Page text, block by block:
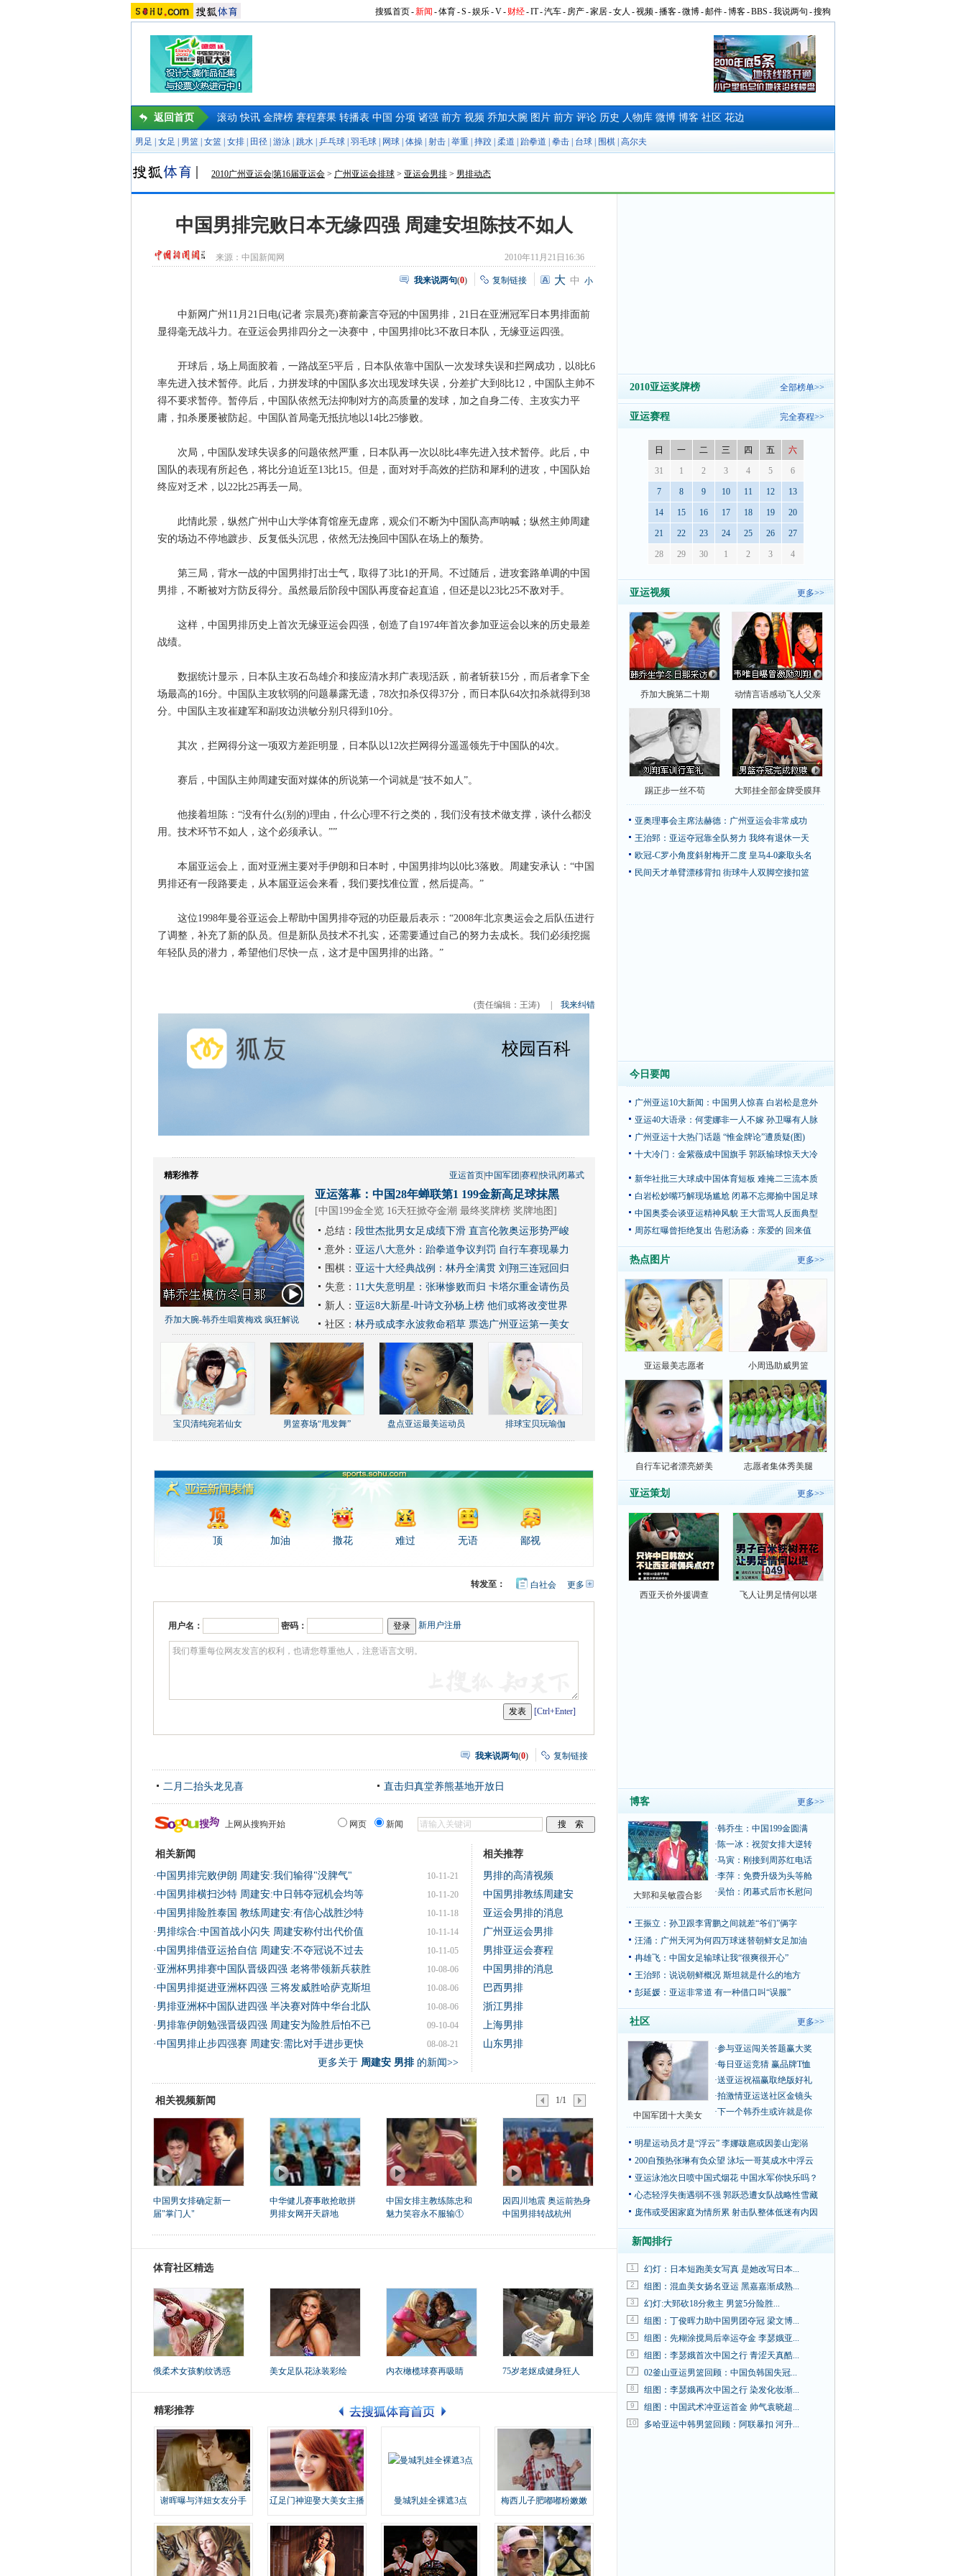
搜狐首页-新闻 -体育-S -娱乐-V- 财经-IT-汽车- 房产-家居-女人 -视频-播客-微博-邮件-博客-BBS -我说两句 -搜狗
返回首页 滚动 快讯 金牌榜 赛程赛果 转播表 中国 分项 诸强 前方 视频 乔加大腕 图片 前方 评论 历史 人物库 微博 博客 社区 花边
男足 女足 男篮 女篮 女排 田径 游泳 跳水 乒乓球 羽毛球 网球 体操 射击 举重 摔跤 柔道 跆拳道 拳击 台球 围棋 高尔夫
2010广州亚运会|第16届亚运会 > 广州亚运会排球 > 亚运会男排 > 男排动态
中国男排完败日本无缘四强 周建安坦陈技不如人
来源： 中国新闻网 2010年11月21日16:36
我来说两句(0) 复制链接 大 中 小
中新网广州11月21日电(记者 宗晨亮)赛前豪言夺冠的中国男排，21日在亚洲冠军日本男排面前
显得毫无战斗力。在亚运会男排四分之一决赛中，中国男排0比3不敌日本队，无缘亚运四强。
开球后，场上局面胶着，一路战至5平后，日本队依靠中国队一次发球失误和拦网成功，以8比6
率先进入技术暂停。此后，力拼发球的中国队多次出现发球失误，分差扩大到8比12，中国队主帅不
得不要求暂停。暂停后，中国队依然无法抑制对方的高质量的发球，加之自身二传、主攻实力平
庸，扣杀屡屡被防起。中国队首局毫无抵抗地以14比25惨败。
次局，中国队发球失误多的问题依然严重，日本队再一次以8比4率先进入技术暂停。此后，中
国队的表现有所起色，将比分迫近至13比15。但是，面对对手高效的拦防和犀利的进攻，中国队始
终应对乏术，以22比25再丢一局。
此情此景，纵然广州中山大学体育馆座无虚席，观众们不断为中国队高声呐喊；纵然主帅周建
安的场边不停地踱步、反复低头沉思，依然无法挽回中国队在场上的颓势。
第三局，背水一战的中国男排打出士气，取得了3比1的开局。不过随后，进攻套路单调的中国
男排，不断被对方防反得分。虽然最后阶段中国队再度奋起直追，但还是以23比25不敌对手。
这样，中国男排历史上首次无缘亚运会四强，创造了自1974年首次参加亚运会以来的历史最差
战绩。
数据统计显示，日本队主攻石岛雄介和接应清水邦广表现活跃，前者斩获15分，而后者拿下全
场最高的16分。中国队主攻软弱的问题暴露无遗，78次扣杀仅得37分，而日本队64次扣杀就得到38
分。中国队主攻崔建军和副攻边洪敏分别只得到10分。
其次，拦网得分这一项双方差距明显，日本队以12次拦网得分遥遥领先于中国队的4次。
赛后，中国队主帅周建安面对媒体的所说第一个词就是“技不如人”。
他接着坦陈：“没有什么(别的)理由，什么心理不行之类的，我们没有技术做支撑，谈什么都没
用。技术环节不如人，这个必须承认。””
本届亚运会上，面对亚洲主要对手伊朗和日本时，中国男排均以0比3落败。周建安承认：“中国
男排还有一段路要走，从本届亚运会来看，我们要找准位置，然后提高。”
这位1998年曼谷亚运会上帮助中国男排夺冠的功臣最后表示：“2008年北京奥运会之后队伍进行
了调整，补充了新的队员。但是新队员技术不扎实，还需要通过自己的努力去成长。我们必须挖掘
年轻队员的潜力，希望他们尽快一点，这才是中国男排的出路。”
(责任编辑：王涛) 我来纠错
精彩推荐 亚运首页|中国军团 赛程|快讯|闭幕式
乔加大腕-韩乔生唱黄梅戏 疯狂解说
亚运落幕：中国28年蝉联第1 199金新高足球抹黑
[中国199金全览 16天狂掀夺金潮 最终奖牌榜 奖牌地图 ]
总结： 段世杰批男女足成绩下滑 直言伦敦奥运形势严峻
意外： 亚运八大意外：跆拳道争议判罚 自行车赛现暴力
围棋： 亚运十大经典战例：林丹全满贯 刘翔三连冠回归
失意： 11大失意明星：张琳惨败而归 卡塔尔重金请伤员
新人： 亚运8大新星-叶诗文孙杨上榜 他们或将改变世界
社区： 林丹或成李永波救命稻草 票选广州亚运第一美女
宝贝清纯宛若仙女 男篮赛场“甩发舞” 盘点亚运最美运动员 排球宝贝玩瑜伽
顶 加油 撒花 难过 无语 鄙视
更多开
转发至： 白社会
用户名： 密码： 新用户注册
[Ctrl+Enter]
我来说两句(0) 复制链接
二月二抬头龙见喜 直击归真堂养熊基地开放日
上网从搜狗开始 网页 新闻
相关新闻
10-11-21
·中国男排完败伊朗 周建安:我们输得"没脾气"
10-11-20
·中国男排横扫沙特 周建安:中日韩夺冠机会均等
10-11-18
·中国男排险胜泰国 教练周建安:有信心战胜沙特
10-11-14
· 男排综合:中国首战小闪失 周建安称付出代价值
10-11-05
·中国男排借亚运拾自信 周建安:不夺冠说不过去
10-08-06
· 亚洲杯男排赛中国队晋级四强 老将带领新兵获胜
10-08-06
·中国男排挺进亚洲杯四强 三将发威胜哈萨克斯坦
10-08-06
· 男排亚洲杯中国队进四强 半决赛对阵中华台北队
09-10-04
· 男排靠伊朗勉强晋级四强 周建安为险胜后怕不已
08-08-21
·中国男排止步四强赛 周建安:需比对手进步更快
更多关于 周建安 男排的新闻>>
相关推荐
男排的高清视频
中国男排教练周建安
亚运会男排的消息
广州亚运会男排
男排亚运会赛程
中国男排的消息
巴西男排
浙江男排
上海男排
山东男排
相关视频新闻 1/1
中国男女排确定新一
届"掌门人"
中华健儿赛事敢抢敢拼
男排女网开天辟地
中国女排主教练陈忠和
魅力笑容永不服输①
因四川地震 奥运前热身
中国男排转战杭州
体育社区精选
俄柔术女孩豹纹诱惑 美女足队花泳装彩绘 内衣橄榄球赛再吸睛 75岁老妪成健身狂人
精彩推荐
谢晖曝与洋妞女友分手 辽足门神迎娶大美女主播 曼城乳娃全裸遮3点 梅西儿子肥嘟嘟粉嫩嫩
2010亚运奖牌榜 全部榜单>>
亚运赛程 完全赛程>>
日 一 二 三 四 五 六
31 1 2 3 4 5 6
7 8 9 10 11 12 13
14 15 16 17 18 19 20
21 22 23 24 25 26 27
28 29 30 1 2 3 4
亚运视频 更多>>
乔加大腕第二十期 动情言语感动飞人父亲
踢正步一丝不苟 大郅挂全部金牌受膜拜
亚奥理事会主席法赫德：广州亚运会非常成功
王治郅：亚运夺冠靠全队努力 我终有退休一天
欧冠-C罗小角度斜射梅开二度 皇马4-0豪取头名
民间天才单臂漂移背扣 街球牛人双脚空接扣篮
今日要闻
广州亚运10大新闻：中国男人惊喜 白岩松是意外
亚运40大语录：何雯娜非一人不嫁 孙卫曝有人脉
广州亚运十大热门话题 “惟金牌论”遭质疑(图)
十大冷门：金紫薇成中国旗手 郭跃输球惊天大冷
新华社批三大球成中国体育短板 难掩二三流本质
白岩松妙嘴巧解现场尴尬 闭幕不忘揶揄中国足球
中国奥委会谈亚运精神风貌 王大雷骂人反面典型
周苏红曝曾拒绝复出 告慰汤淼：亲爱的 回来值
热点图片 更多>>
亚运最美志愿者 小周迅助威男篮
自行车记者漂亮娇美 志愿者集体秀美腿
亚运策划 更多>>
西亚天价外援调查 飞人让男足情何以堪
博客 更多>>
大郅和吴敏霞合影
·韩乔生：中国199金圆满
·陈一冰：祝贺女排大逆转
·马寅：刚接到周苏红电话
·李萍：免费升级为头等舱
·吴怡：闭幕式后市长慰问
王振立：孙卫跟李霄鹏之间就差“爷们”俩字
汪涌：广州天河为何四万球迷替朝鲜女足加油
冉雄飞：中国女足输球让我“很爽很开心”
王治郅：说说朝鲜概况 斯坦就是什么的地方
彭延媛：亚运非常道 有一种借口叫“误服”
社区 更多>>
中国军团十大美女
·参与亚运闯关答题赢大奖
·每日亚运竞猜 赢品牌T恤
·送亚运祝福赢取绝版好礼
·拍激情亚运送社区金镜头
·下一个韩乔生或许就是你
明星运动员才是“浮云” 李娜跋扈或因姜山宠溺
200自预热张琳有负众望 泳坛一哥莫成水中浮云
亚运泳池次日喷中国式烟花 中国水军你快乐吗？
心态轻浮失衡遇弱不强 郭跃恐遭女队战略性雪藏
庞伟或受困家庭为情所累 射击队整体低迷有内因
新闻排行
1 幻灯：日本短跑美女写真 是她改写日本...
2 组图：混血美女扬名亚运 黑嘉嘉渐成熟...
3 幻灯:大郅砍18分救主 男篮5分险胜...
4 组图：丁俊晖力助中国男团夺冠 梁文博...
5 组图：先糊涂搅局后幸运夺金 李瑟娥亚...
6 组图：李瑟娥首次中国之行 青涩天真酷...
7 02釜山亚运男篮回顾：中国负韩国失冠...
8 组图：李瑟娥再次中国之行 染发化妆渐...
9 组图：中国武术冲亚运首金 帅气袁晓超...
10 多哈亚运中韩男篮回顾：阿联暴扣 河升...